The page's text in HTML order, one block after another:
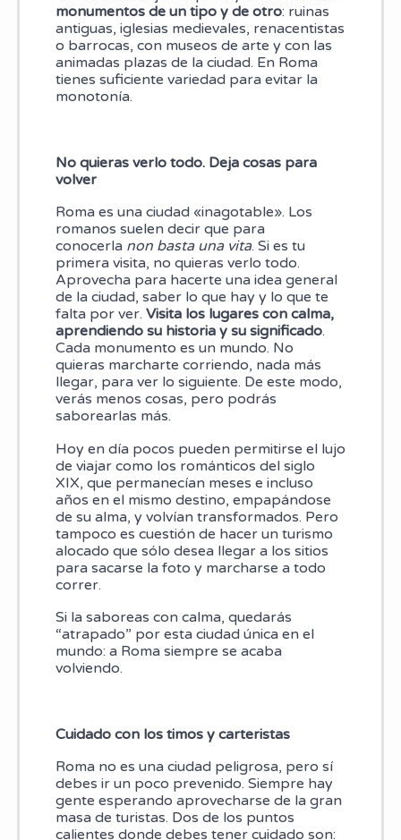
monumentos de un tipo y de otro: ruinas
antiguas, iglesias medievales, renacentistas
o barrocas, con museos de arte y con las
animadas plazas de la ciudad. En Roma
tienes suficiente variedad para evitar la
monotonía.
No quieras verlo todo. Deja cosas para
volver
Roma es una ciudad «inagotable». Los
romanos suelen decir que para
conocerla non basta una vita. Si es tu
primera visita, no quieras verlo todo.
Aprovecha para hacerte una idea general
de la ciudad, saber lo que hay y lo que te
falta por ver. Visita los lugares con calma,
aprendiendo su historia y su significado.
Cada monumento es un mundo. No
quieras marcharte corriendo, nada más
llegar, para ver lo siguiente. De este modo,
verás menos cosas, pero podrás
saborearlas más.
Hoy en día pocos pueden permitirse el lujo
de viajar como los románticos del siglo
XIX, que permanecían meses e incluso
años en el mismo destino, empapándose
de su alma, y volvían transformados. Pero
tampoco es cuestión de hacer un turismo
alocado que sólo desea llegar a los sitios
para sacarse la foto y marcharse a todo
correr.
Si la saboreas con calma, quedarás
“atrapado” por esta ciudad única en el
mundo: a Roma siempre se acaba
volviendo.
Cuidado con los timos y carteristas
Roma no es una ciudad peligrosa, pero sí
debes ir un poco prevenido. Siempre hay
gente esperando aprovecharse de la gran
masa de turistas. Dos de los puntos
calientes donde debes tener cuidado son: